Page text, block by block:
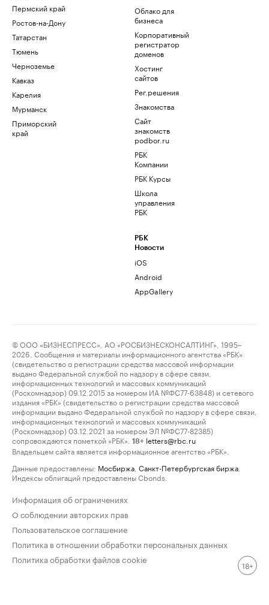
Пермский край
Ростов-на-Дону
Татарстан
Тюмень
Черноземье
Кавказ
Карелия
Мурманск
Приморский
край
Облако для
бизнеса
Корпоративный
регистратор
доменов
Хостинг
сайтов
Рег.решения
Знакомства
Сайт
знакомств
podbor.ru
РБК
Компании
РБК Курсы
Школа
управления
РБК
РБК
Новости
iOS
Android
AppGallery
© ООО «БИЗНЕСПРЕСС», АО «РОСБИЗНЕСКОНСАЛТИНГ», 1995–
2026. Сообщения и материалы информационного агентства «РБК»
(свидетельство о регистрации средства массовой информации
выдано Федеральной службой по надзору в сфере связи,
информационных технологий и массовых коммуникаций
(Роскомнадзор) 09.12.2015 за номером ИА №ФС77-63848) и сетевого
издания «РБК» (свидетельство о регистрации средства массовой
информации выдано Федеральной службой по надзору в сфере связи,
информационных технологий и массовых коммуникаций
(Роскомнадзор) 03.12.2021 за номером ЭЛ №ФС77-82385)
сопровождаются пометкой «РБК».
18+ letters@rbc.ru
Владельцем сайта является информационное агентство «РБК».
Данные предоставлены: Мосбиржа Санкт-Петербургская биржа
Индексы облигаций предоставлены Cbonds.
Информация об ограничениях
О соблюдении авторских прав
Пользовательское соглашение
Политика в отношении обработки персональных данных
Политика обработки файлов cookie
18+